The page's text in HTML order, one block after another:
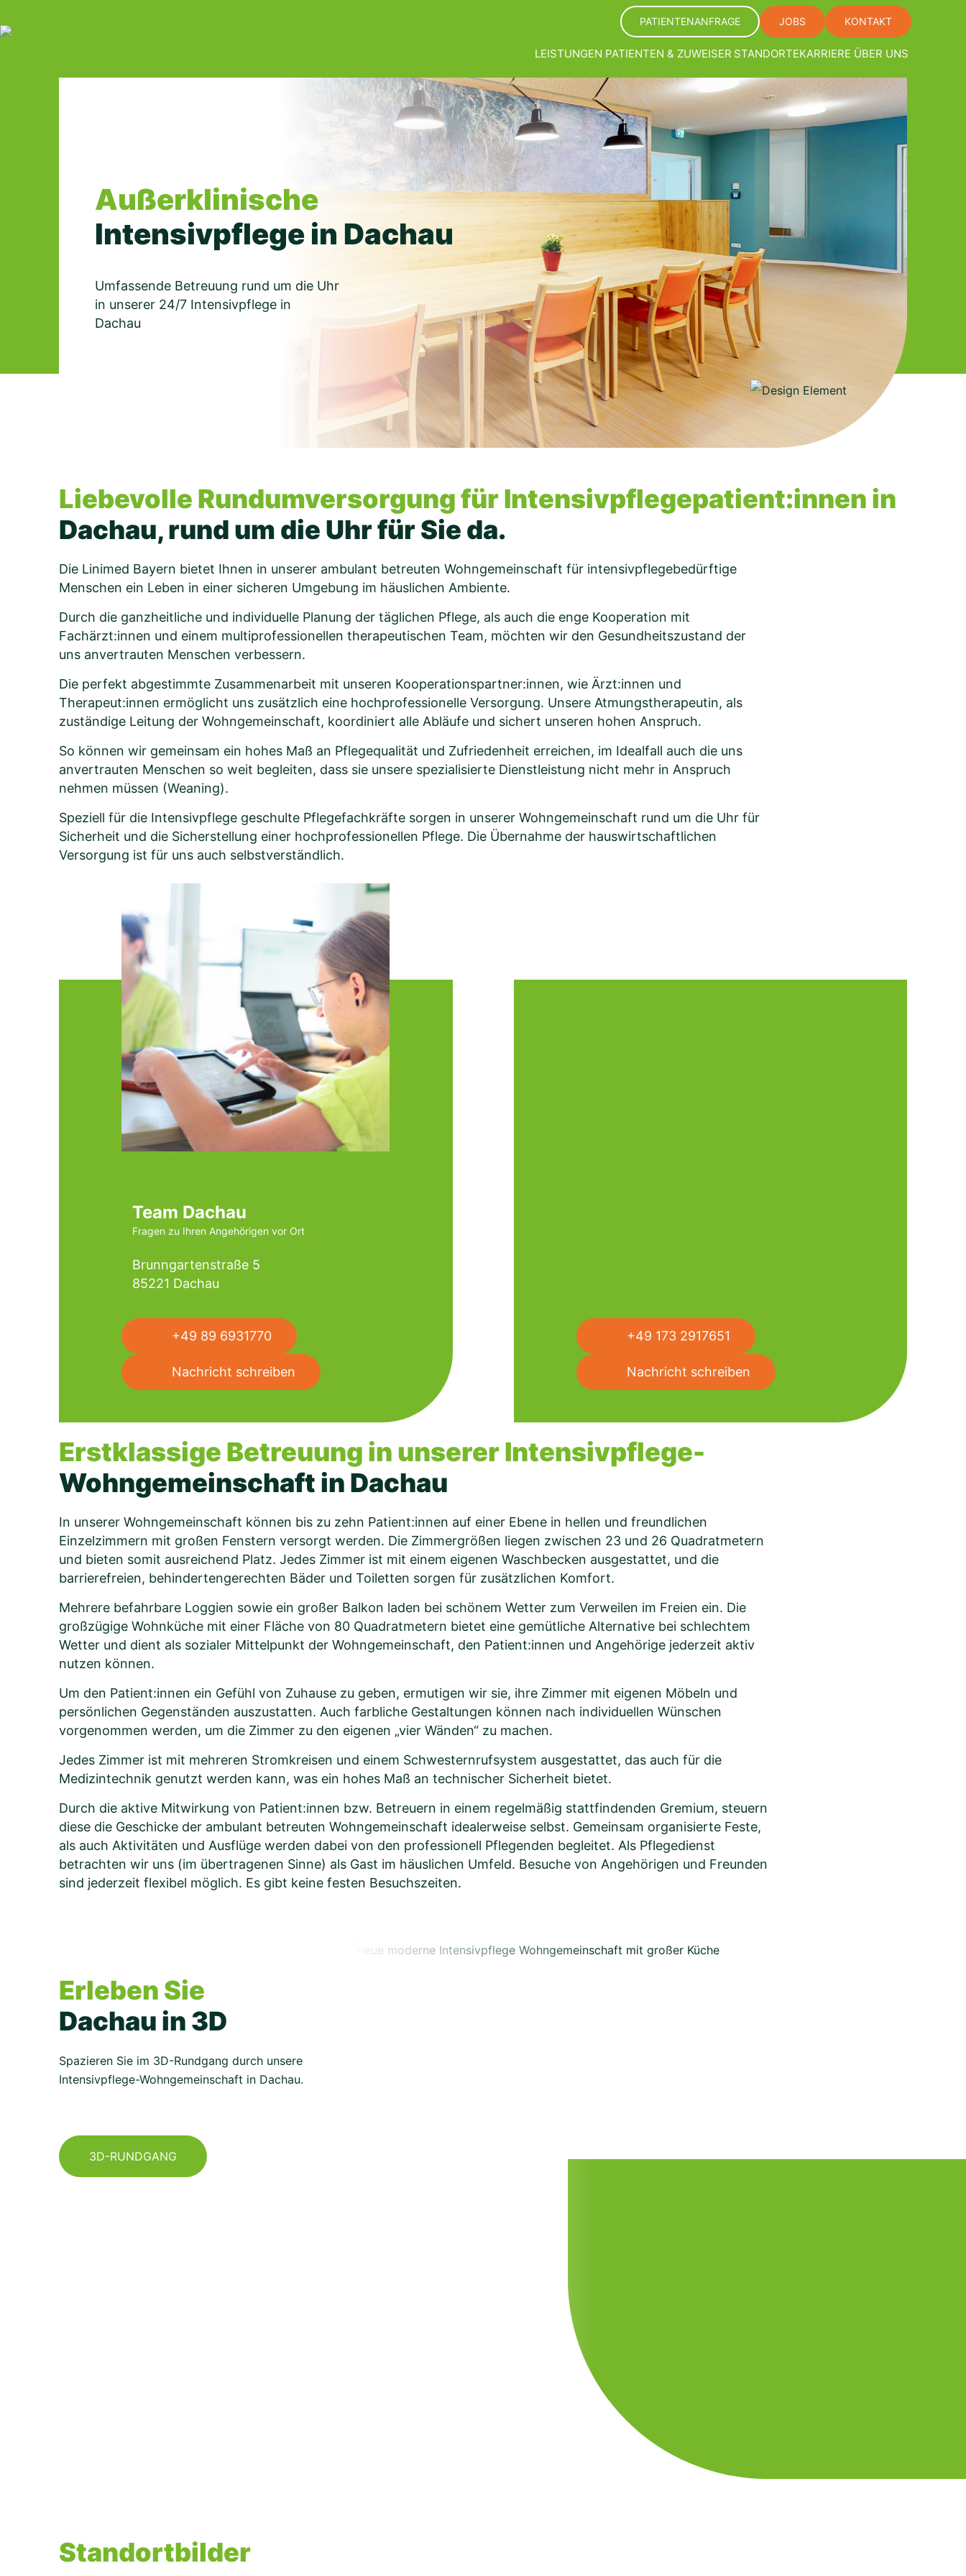
to
PATIENTENANFRAGE JOBS KONTAKT
LEISTUNGEN PATIENTEN & ZUWEISER STANDORTEKARRIERE ÜBER UNS
Außerklinische
Intensivpflege in Dachau
Umfassende Betreuung rund um die Uhr
in unserer 24/7 Intensivpflege in
Dachau
Liebevolle Rundumversorgung für Intensivpflegepatient:innen in
Dachau, rund um die Uhr für Sie da.
Die Linimed Bayern bietet Ihnen in unserer ambulant betreuten Wohngemeinschaft für intensivpflegebedürftige
Menschen ein Leben in einer sicheren Umgebung im häuslichen Ambiente.
Durch die ganzheitliche und individuelle Planung der täglichen Pflege, als auch die enge Kooperation mit
Fachärzt:innen und einem multiprofessionellen therapeutischen Team, möchten wir den Gesundheitszustand der
uns anvertrauten Menschen verbessern.
Die perfekt abgestimmte Zusammenarbeit mit unseren Kooperationspartner:innen, wie Ärzt:innen und
Therapeut:innen ermöglicht uns zusätzlich eine hochprofessionelle Versorgung. Unsere Atmungstherapeutin, als
zuständige Leitung der Wohngemeinschaft, koordiniert alle Abläufe und sichert unseren hohen Anspruch.
So können wir gemeinsam ein hohes Maß an Pflegequalität und Zufriedenheit erreichen, im Idealfall auch die uns
anvertrauten Menschen so weit begleiten, dass sie unsere spezialisierte Dienstleistung nicht mehr in Anspruch
nehmen müssen (Weaning).
Speziell für die Intensivpflege geschulte Pflegefachkräfte sorgen in unserer Wohngemeinschaft rund um die Uhr für
Sicherheit und die Sicherstellung einer hochprofessionellen Pflege. Die Übernahme der hauswirtschaftlichen
Versorgung ist für uns auch selbstverständlich.
Team Dachau
Fragen zu Ihren Angehörigen vor Ort
Brunngartenstraße 5
85221 Dachau
+49 89 6931770
Nachricht schreiben
+49 173 2917651
Nachricht schreiben
Erstklassige Betreuung in unserer Intensivpflege-
Wohngemeinschaft in Dachau
In unserer Wohngemeinschaft können bis zu zehn Patient:innen auf einer Ebene in hellen und freundlichen
Einzelzimmern mit großen Fenstern versorgt werden. Die Zimmergrößen liegen zwischen 23 und 26 Quadratmetern
und bieten somit ausreichend Platz. Jedes Zimmer ist mit einem eigenen Waschbecken ausgestattet, und die
barrierefreien, behindertengerechten Bäder und Toiletten sorgen für zusätzlichen Komfort.
Mehrere befahrbare Loggien sowie ein großer Balkon laden bei schönem Wetter zum Verweilen im Freien ein. Die
großzügige Wohnküche mit einer Fläche von 80 Quadratmetern bietet eine gemütliche Alternative bei schlechtem
Wetter und dient als sozialer Mittelpunkt der Wohngemeinschaft, den Patient:innen und Angehörige jederzeit aktiv
nutzen können.
Um den Patient:innen ein Gefühl von Zuhause zu geben, ermutigen wir sie, ihre Zimmer mit eigenen Möbeln und
persönlichen Gegenständen auszustatten. Auch farbliche Gestaltungen können nach individuellen Wünschen
vorgenommen werden, um die Zimmer zu den eigenen „vier Wänden“ zu machen.
Jedes Zimmer ist mit mehreren Stromkreisen und einem Schwesternrufsystem ausgestattet, das auch für die
Medizintechnik genutzt werden kann, was ein hohes Maß an technischer Sicherheit bietet.
Durch die aktive Mitwirkung von Patient:innen bzw. Betreuern in einem regelmäßig stattfindenden Gremium, steuern
diese die Geschicke der ambulant betreuten Wohngemeinschaft idealerweise selbst. Gemeinsam organisierte Feste,
als auch Aktivitäten und Ausflüge werden dabei von den professionell Pflegenden begleitet. Als Pflegedienst
betrachten wir uns (im übertragenen Sinne) als Gast im häuslichen Umfeld. Besuche von Angehörigen und Freunden
sind jederzeit flexibel möglich. Es gibt keine festen Besuchszeiten.
Erleben Sie
Dachau in 3D
Spazieren Sie im 3D-Rundgang durch unsere
Intensivpflege-Wohngemeinschaft in Dachau.
3D-RUNDGANG
Standortbilder